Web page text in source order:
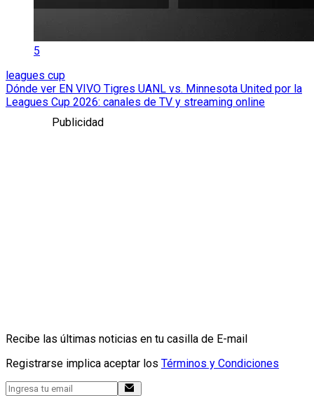
5
leagues cup
Dónde ver EN VIVO Tigres UANL vs. Minnesota United por la
Leagues Cup 2026: canales de TV y streaming online
Publicidad
Recibe las últimas noticias en tu casilla de E-mail
Registrarse implica aceptar los Términos y Condiciones